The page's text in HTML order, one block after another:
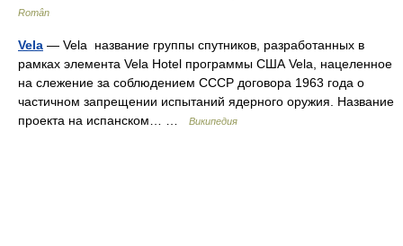
Român
Vela — Vela название группы спутников, разработанных в
рамках элемента Vela Hotel программы США Vela, нацеленное
на слежение за соблюдением СССР договора 1963 года о
частичном запрещении испытаний ядерного оружия. Название
проекта на испанском… …
Википедия